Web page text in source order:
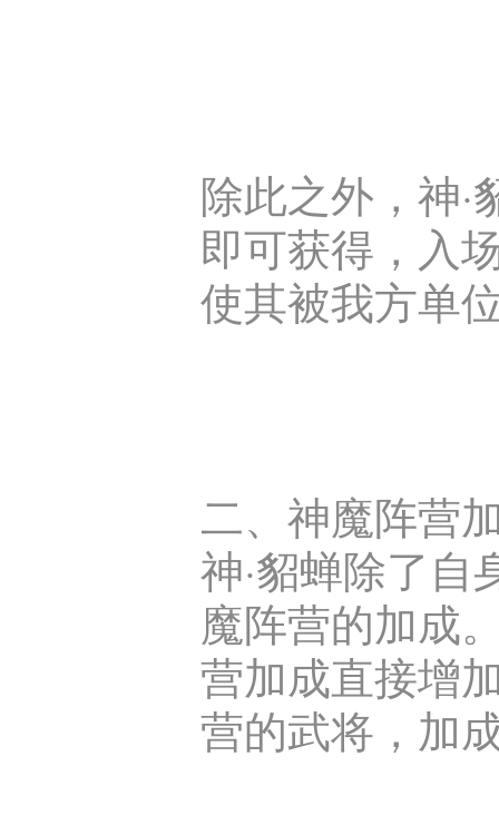
除此之外，神
即可获得，入
使其被我方单
二、神魔阵营
神·貂蝉除了
魔阵营的加成
营加成直接增
营的武将，加